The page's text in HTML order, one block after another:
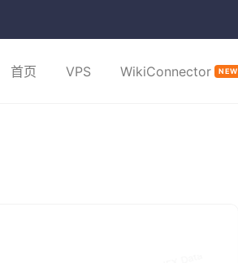
首页 VPS WikiConnector NEW